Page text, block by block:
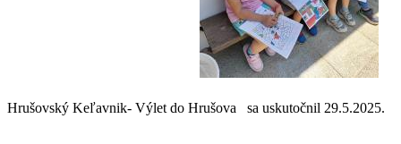
Hrušovský Keľavnik- Výlet do Hrušova sa uskutočnil 29.5.2025.